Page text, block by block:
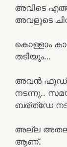
അവിടെ
അവളുടെ
കൊള്ളാം
തടിയും…
അവൻ ഫുഡ്
നടന്നു..
ബര്ത്ഡേ
അല്ല
ആണ്.